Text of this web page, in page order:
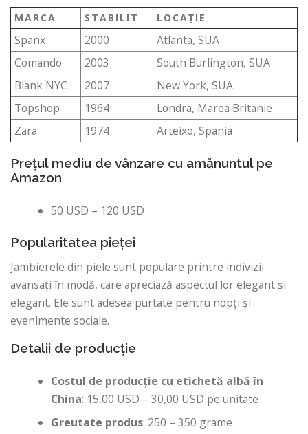
MARCA STABILIT LOCAŢIE
Spanx 2000
Atlanta, SUA
Comando
2003
South Burlington, SUA
Blank NYC
2007
New York, SUA
Topshop
1964
Londra, Marea Britanie
Zara
1974 Arteixo, Spania
Prețul mediu de vânzare cu amănuntul pe
Amazon
50 USD – 120 USD
Popularitatea pieței
Jambierele din piele sunt populare printre indivizii
avansați în modă, care apreciază aspectul lor elegant și
elegant. Ele sunt adesea purtate pentru nopți și
evenimente sociale.
Detalii de producție
Costul de producție cu etichetă albă în
China: 15,00 USD – 30,00 USD pe unitate
Greutate produs: 250 – 350 grame